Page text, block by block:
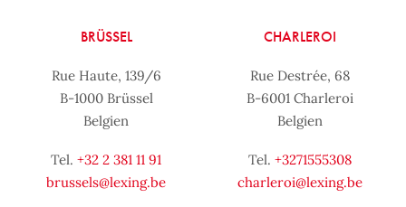
BRÜSSEL
Rue Haute, 139/6
B-1000 Brüssel
Belgien
Tel. +32 2 381 11 91
brussels@lexing.be
CHARLEROI
Rue Destrée, 68
B-6001 Charleroi
Belgien
Tel. +3271555308
charleroi@lexing.be